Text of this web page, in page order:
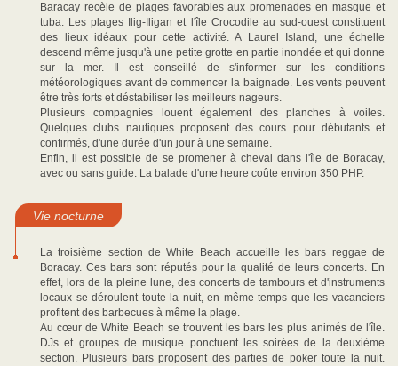
Baracay recèle de plages favorables aux promenades en masque et
tuba. Les plages Ilig-Iligan et l'île Crocodile au sud-ouest constituent
des lieux idéaux pour cette activité. A Laurel Island, une échelle
descend même jusqu'à une petite grotte en partie inondée et qui donne
sur la mer. Il est conseillé de s'informer sur les conditions
météorologiques avant de commencer la baignade. Les vents peuvent
être très forts et déstabiliser les meilleurs nageurs.
Plusieurs compagnies louent également des planches à voiles.
Quelques clubs nautiques proposent des cours pour débutants et
confirmés, d'une durée d'un jour à une semaine.
Enfin, il est possible de se promener à cheval dans l'île de Boracay,
avec ou sans guide. La balade d'une heure coûte environ 350 PHP.
Vie nocturne
La troisième section de White Beach accueille les bars reggae de
Boracay. Ces bars sont réputés pour la qualité de leurs concerts. En
effet, lors de la pleine lune, des concerts de tambours et d'instruments
locaux se déroulent toute la nuit, en même temps que les vacanciers
profitent des barbecues à même la plage.
Au cœur de White Beach se trouvent les bars les plus animés de l'île.
DJs et groupes de musique ponctuent les soirées de la deuxième
section. Plusieurs bars proposent des parties de poker toute la nuit.